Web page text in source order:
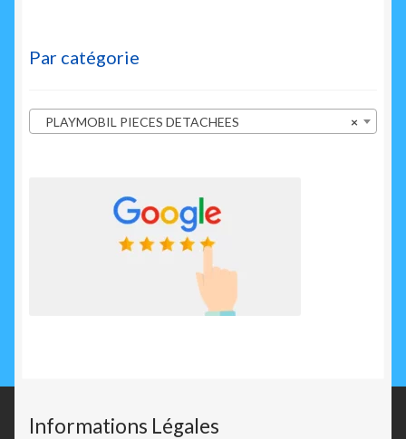
Par catégorie
×
PLAYMOBIL PIECES DETACHEES
Informations Légales